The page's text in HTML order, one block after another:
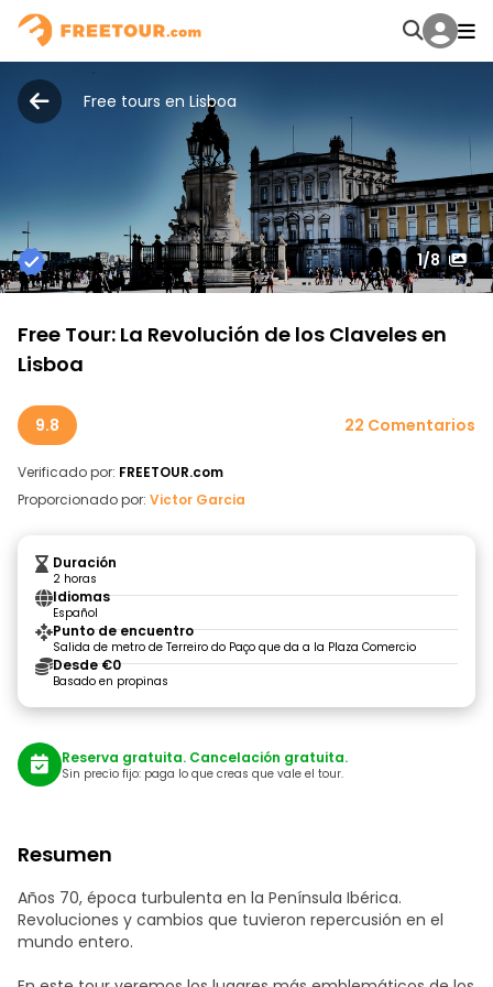
Free tours en Lisboa
1/8
Free Tour: La Revolución de los Claveles en
Lisboa
9.8 22 Comentarios
Verificado por: FREETOUR.com
Proporcionado por: Victor Garcia
Duración
2 horas
Idiomas
Español
Punto de encuentro
Salida de metro de Terreiro do Paço que da a la Plaza Comercio
Desde €0
Basado en propinas
Reserva gratuita. Cancelación gratuita.
Sin precio fijo: paga lo que creas que vale el tour.
Resumen
Años 70, época turbulenta en la Península Ibérica.
Revoluciones y cambios que tuvieron repercusión en el
mundo entero.